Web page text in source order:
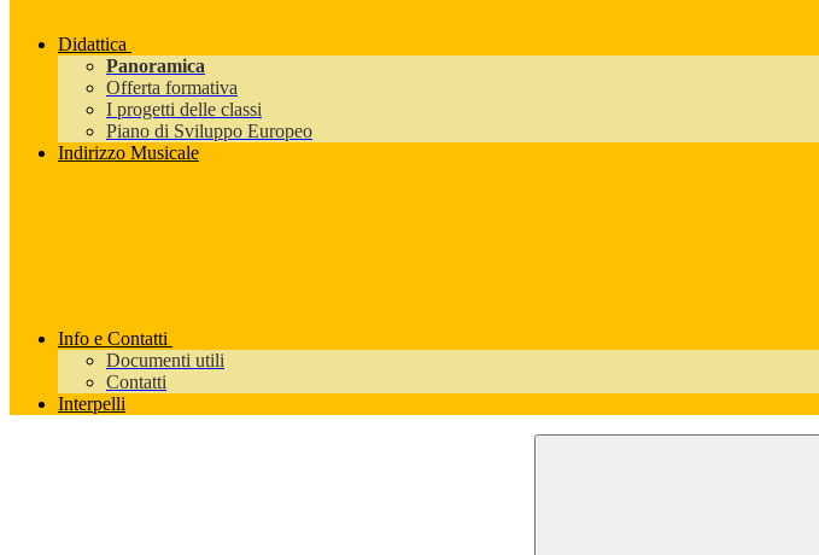
Didattica
Panoramica
Offerta formativa
I progetti delle classi
Piano di Sviluppo Europeo
Indirizzo Musicale
Info e Contatti
Documenti utili
Contatti
Interpelli